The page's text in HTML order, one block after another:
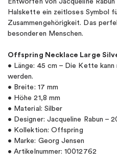
Entworfen von Jacqueline
Halskette ein zeitloses Symbol
Zusammengehörigkeit. Das
besonderen Menschen.
Offspring Necklace Large
• Länge: 45 cm – Die Kette
werden.
• Breite: 17 mm
• Höhe 21,8 mm
• Material: Silber
• Designer: Jacqueline Rabun –
• Kollektion: Offspring
• Marke: Georg Jensen
• Artikelnummer: 10012762